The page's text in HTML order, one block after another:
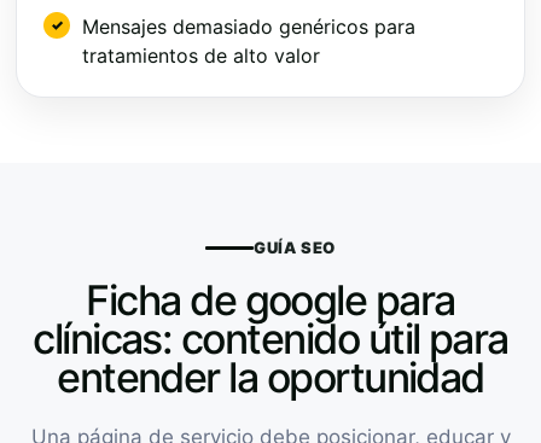
Mensajes demasiado genéricos para
tratamientos de alto valor
GUÍA SEO
Ficha de google para
clínicas: contenido útil para
entender la oportunidad
Una página de servicio debe posicionar, educar y